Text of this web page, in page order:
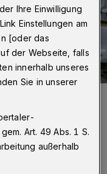
„Wupper-Küchen“-
Ihre Einwilligung
Einstellungen am
[oder das
der Webseite, falls
innerhalb unseres
Sie in unserer
Art. 49 Abs. 1 S.
außerhalb